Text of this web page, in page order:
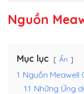
Nguồn
Mục lục Ẩn
1 Nguồn Meawell
1.1 Những Ứng